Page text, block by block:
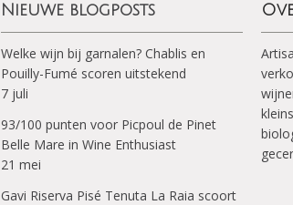
Nieuwe blogposts
Welke wijn bij garnalen? Chablis en
Pouilly-Fumé scoren uitstekend
7 juli
93/100 punten voor Picpoul de Pinet
Belle Mare in Wine Enthusiast
21 mei
Gavi Riserva Pisé Tenuta La Raia scoort